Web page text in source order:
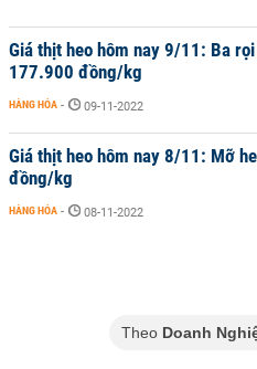
Giá thịt heo hôm nay 9/11: Ba
177.900 đồng/kg
HÀNG HÓA - 09-11-2022
Giá thịt heo hôm nay 8/11: Mỡ
đồng/kg
HÀNG HÓA - 08-11-2022
Theo Doanh